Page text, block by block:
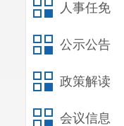
人事任免
公示公告
政策解读
会议信息